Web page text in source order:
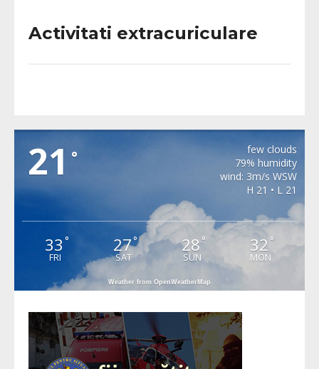
Activitati extracuriculare
21 °
few clouds
79% humidity
wind: 3m/s WSW
H 21 • L 21
33 °
FRI
27°
SAT
28 °
SUN
32 °
MON
Weather from OpenWeatherMap